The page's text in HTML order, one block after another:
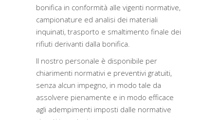
bonifica in conformità alle vigenti normative,
campionature ed analisi dei materiali
inquinati, trasporto e smaltimento finale dei
rifiuti derivanti dalla bonifica.
Il nostro personale è disponibile per
chiarimenti normativi e preventivi gratuiti,
senza alcun impegno, in modo tale da
assolvere pienamente e in modo efficace
agli adempimenti imposti dalle normative